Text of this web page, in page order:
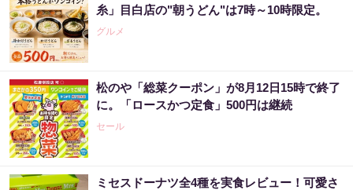
糸」目白店の"朝うどん"は7時～10時限定。
グルメ
松のや「総菜クーポン」が8月12日15時で終了
に。「ロースかつ定食」500円は継続
セール
ミセスドーナツ全4種を実食レビュー！可愛さ